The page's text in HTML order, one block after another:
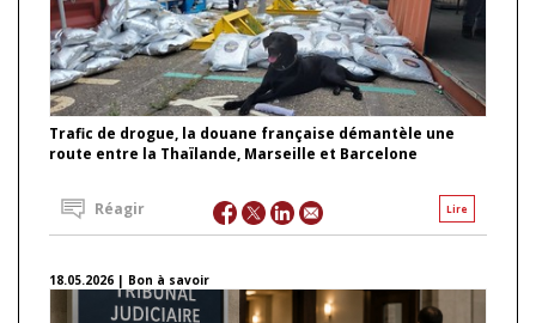
Trafic de drogue, la douane française démantèle une
route entre la Thaïlande, Marseille et Barcelone
Lire
Réagir
18.05.2026 | Bon à savoir